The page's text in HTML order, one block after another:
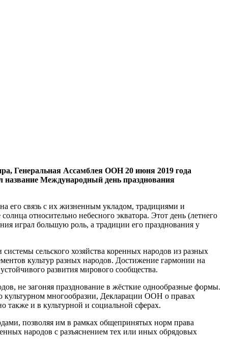
Генеральная Ассамблея ООН 20 июня 2019 года
Международный день празднования
его связь с их жизненным укладом, традициями и
относительно небесного экватора. Этот день (летнего
играл большую роль, а традиции его празднования у
сельского хозяйства коренных народов из разных
культур разных народов. Достижение гармонии на
развития мирового сообщества.
не загоняя празднование в жёсткие однообразные формы.
многообразии, Декларации ООН о правах
также и в культурной и социальной сферах.
позволяя им в рамках общепринятых норм права
народов с разъяснением тех или иных обрядовых